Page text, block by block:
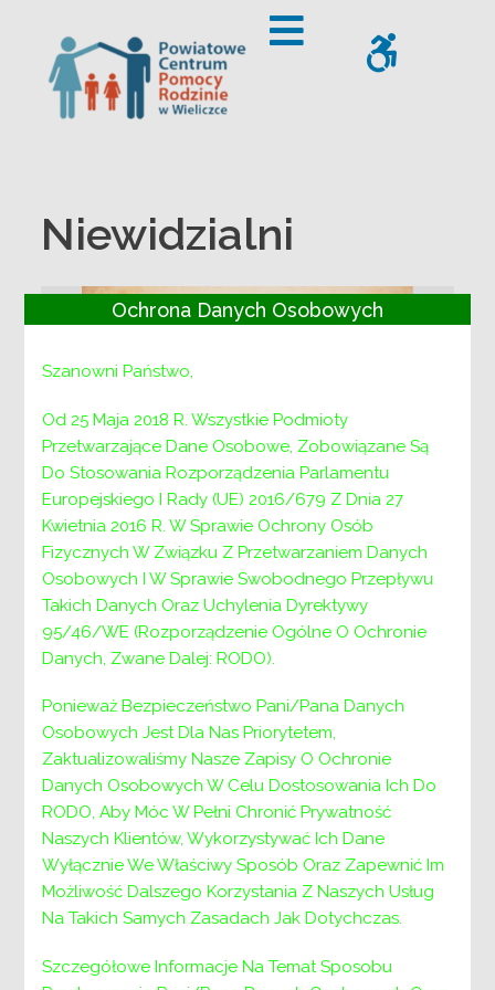
Ochrona Danych Osobowych
Szanowni Państwo,
Od 25 Maja 2018 R. Wszystkie Podmioty
Przetwarzające Dane Osobowe, Zobowiązane Są
Do Stosowania Rozporządzenia Parlamentu
Europejskiego I Rady (UE) 2016/679 Z Dnia 27
Kwietnia 2016 R. W Sprawie Ochrony Osób
Fizycznych W Związku Z Przetwarzaniem Danych
Osobowych I W Sprawie Swobodnego Przepływu
Takich Danych Oraz Uchylenia Dyrektywy
95/46/WE (Rozporządzenie Ogólne O Ochronie
Danych, Zwane Dalej: RODO).
Ponieważ Bezpieczeństwo Pani/Pana Danych
Osobowych Jest Dla Nas Priorytetem,
Zaktualizowaliśmy Nasze Zapisy O Ochronie
Danych Osobowych W Celu Dostosowania Ich Do
RODO, Aby Móc W Pełni Chronić Prywatność
Naszych Klientów, Wykorzystywać Ich Dane
Wyłącznie We Właściwy Sposób Oraz Zapewnić Im
Możliwość Dalszego Korzystania Z Naszych Usług
Na Takich Samych Zasadach Jak Dotychczas.
Szczegółowe Informacje Na Temat Sposobu
Offcanvas Sidebar
Niewidzialni
powiatowe centrum wolontariatu niewidzialni
- 1
Niewidzialni na co dzień, widoczni i przede
wszystkim pomocni w działaniu. Taką rolę będą
pełnić członkowie Powiatowego Centrum
Wolontariatu, które powstaje przy Powiatowym
Działalność Centrum Wolontariatu ma
wyznaczać zasada służebności wobec
beneficjentów. Ma wspierać statutową
działalność Powiatowego Centrum Pomocy
Rodzinie, w skład którego wchodzi. Ma
podejmować działania mające na celu wsparcie
rodziny, dzieci pozbawionych opieki, osób
niepełnosprawnych, osób znajdujących się w